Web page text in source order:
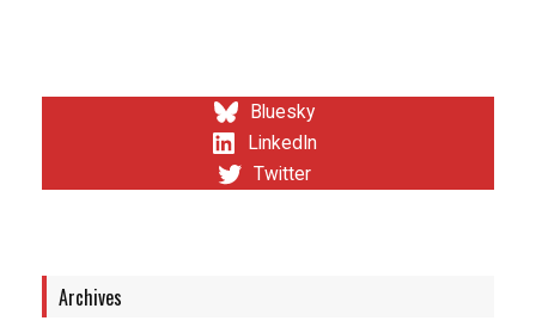
Bluesky
LinkedIn
Twitter
Archives